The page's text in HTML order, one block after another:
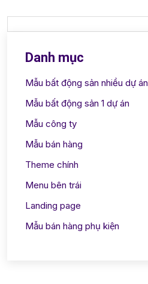
Danh mục
Mẫu bất động sản nhiều dự án
Mẫu bất động sản 1 dự án
Mẫu công ty
Mẫu bán hàng
Theme chính
Menu bên trái
Landing page
Mẫu bán hàng phụ kiện